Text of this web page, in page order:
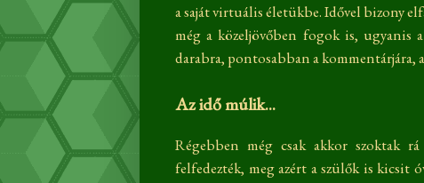
a saját virtuális életükbe. Idővel bizony
még a közeljövőben fogok is, ugyanis
darabra, pontosabban a kommentárjára,
Az idő múlik...
Régebben még csak akkor szoktak
felfedezték, meg azért a szülők is kicsit